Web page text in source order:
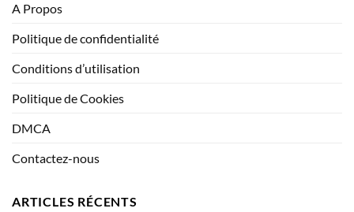
A Propos
Politique de confidentialité
Conditions d’utilisation
Politique de Cookies
DMCA
Contactez-nous
ARTICLES RÉCENTS